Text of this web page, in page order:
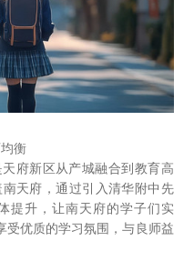
衡
府新区从产城融合到教育高
天府，通过引入清华附中先
提升，让南天府的学子们实
受优质的学习氛围，与良师益